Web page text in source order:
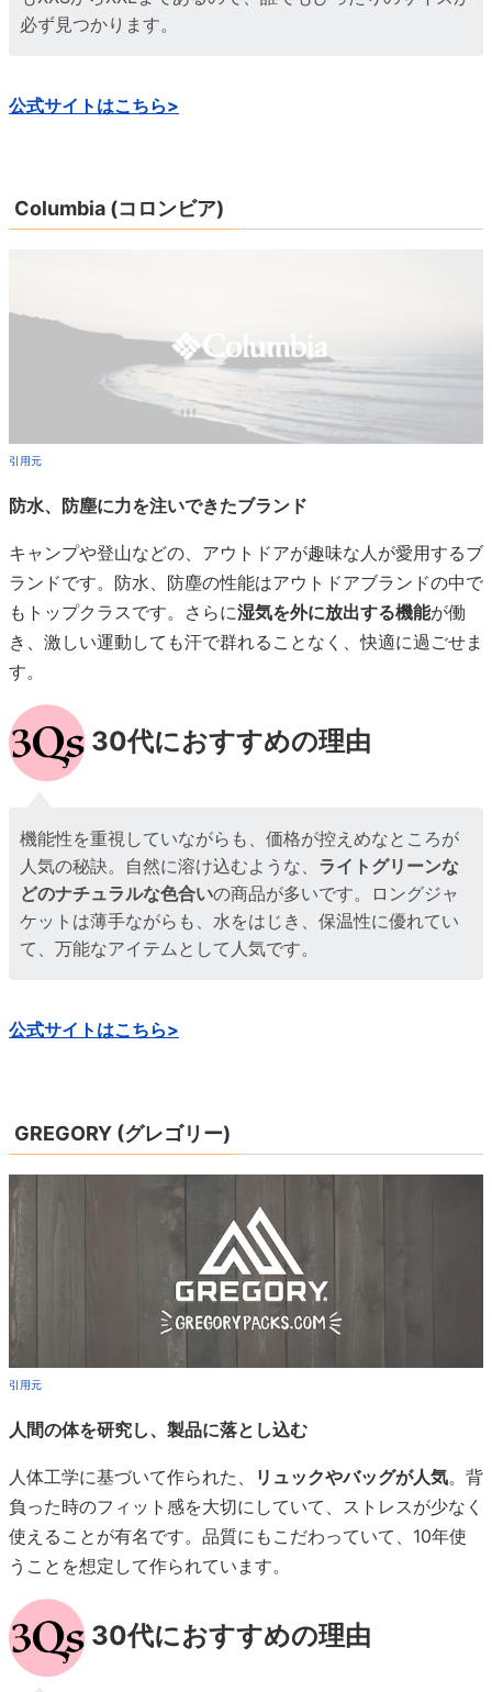
必ず見つかります。
公式サイトはこちら>
Columbia (コロンビア)
引用元
防水、防塵に力を注いできたブランド
キャンプや登山などの、アウトドアが趣味な人が愛用するブ
ランドです。防水、防塵の性能はアウトドアブランドの中で
もトップクラスです。さらに湿気を外に放出する機能が働
き、激しい運動しても汗で群れることなく、快適に過ごせま
す。
30代におすすめの理由
機能性を重視していながらも、価格が控えめなところが
人気の秘訣。自然に溶け込むような、 ライトグリーンな
どのナチュラルな色合いの商品が多いです。ロングジャ
ケットは薄手ながらも、水をはじき、保温性に優れてい
て、万能なアイテムとして人気です。
公式サイトはこちら>
GREGORY (グレゴリー)
引用元
人間の体を研究し、製品に落とし込む
人体工学に基づいて作られた、 リュックやバッグが人気。背
負った時のフィット感を大切にしていて、ストレスが少なく
使えることが有名です。品質にもこだわっていて、10年使
うことを想定して作られています。
30代におすすめの理由